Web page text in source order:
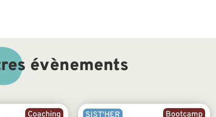
évènements
Coaching Bootcamp
SIST'HER